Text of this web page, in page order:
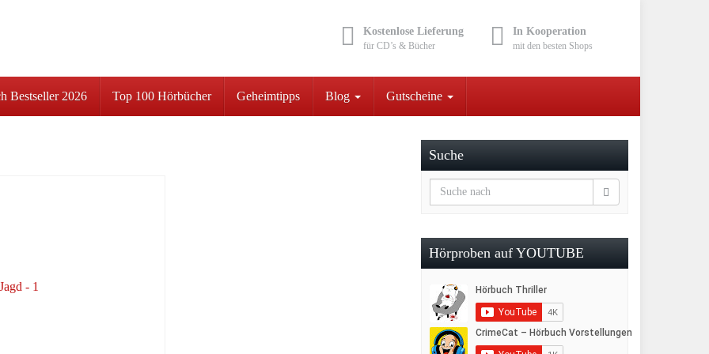
Kostenlose Lieferung
für CD’s & Bücher
In Kooperation
mit den besten Shops
Bestseller 2026 Top 100 Hörbücher Geheimtipps Blog Gutscheine
Suche
Hörproben auf YOUTUBE